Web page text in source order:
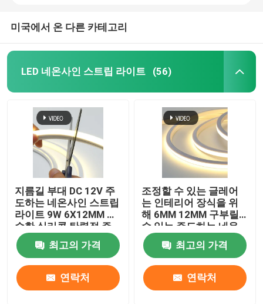
미국에서 온 다른 카테고리
LED 네온사인 스트립 라이트 (56)
지름길 부대 DC 12V 주
도하는 네온사인 스트립
라이트 9W 6X12MM 순
수한 실리콘 탄력적 주
도하는 네온 광
최고의 가격
연락처
조정할 수 있는 글레어
는 인테리어 장식을 위
해 6MM 12MM 구부릴
수 있는 주도하는 네온
사인 라이트 튜브를 자
유롭게 합니다
최고의 가격
연락처